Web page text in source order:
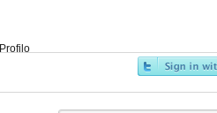
Profilo